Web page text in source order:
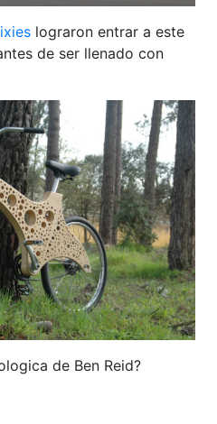
lograron entrar a este
de ser llenado con
de Ben Reid?